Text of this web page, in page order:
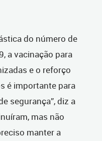
do número de
a vacinação para
e o reforço
é importante para
segurança”, diz a
mas não
manter a